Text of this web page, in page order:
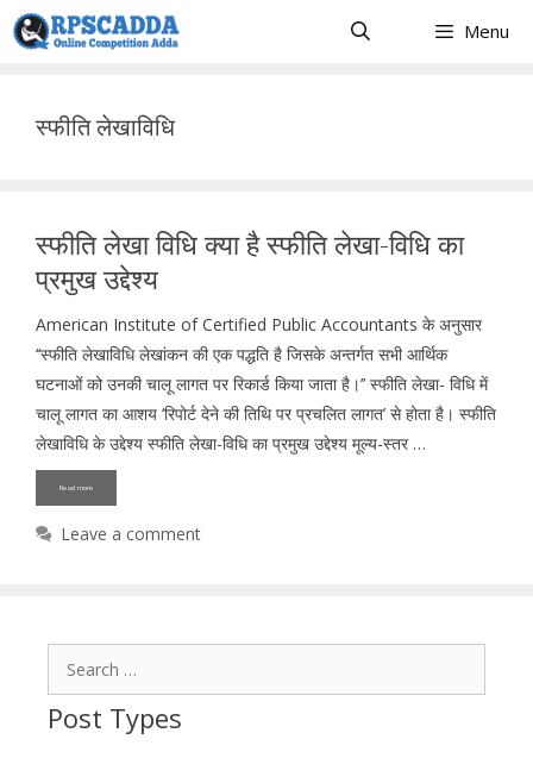
Skip
to
Menu
स्फीति लेखाविधि
स्फीति लेखा विधि क्या है स्फीति लेखा-विधि का
प्रमुख उद्देश्य
American Institute of Certified Public Accountants के अनुसार
‘‘स्फीति लेखाविधि लेखांकन की एक पद्धति है जिसके अन्तर्गत सभी आर्थिक
घटनाओं को उनकी चालू लागत पर रिकार्ड किया जाता है।’’ स्फीति लेखा- विधि में
चालू लागत का आशय ‘रिपोर्ट देने की तिथि पर प्रचलित लागत’ से होता है। स्फीति
लेखाविधि के उद्देश्य स्फीति लेखा-विधि का प्रमुख उद्देश्य मूल्य-स्तर …
Read more
Leave a comment
Post Types